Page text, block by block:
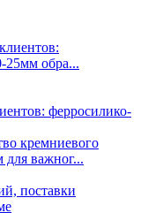
ферросилико-
кремниевого
для важног...